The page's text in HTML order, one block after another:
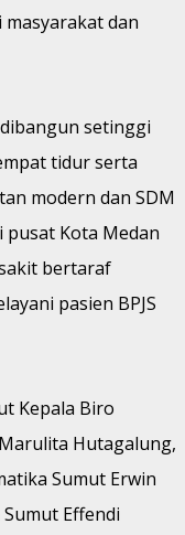
dan
setinggi
tidur serta
modern dan SDM
pusat Kota Medan
bertaraf
pasien BPJS
Kepala Biro
Hutagalung,
Sumut Erwin
Effendi